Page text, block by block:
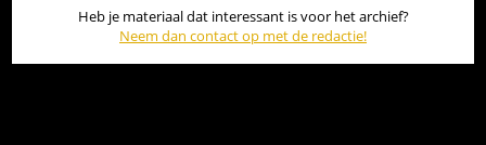
Heb je materiaal dat interessant is voor het archief?
Neem dan contact op met de redactie!